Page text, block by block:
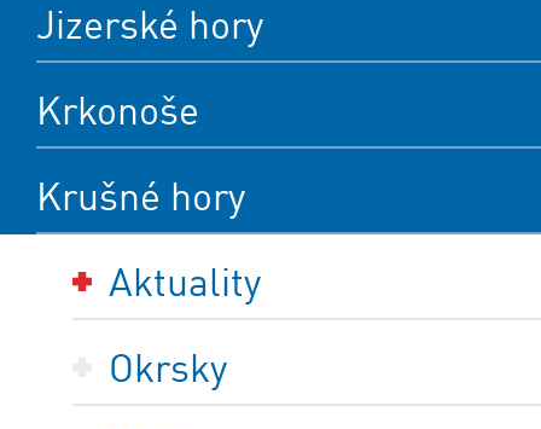
Jizerské hory
Krkonoše
Krušné hory
Aktuality
Okrsky